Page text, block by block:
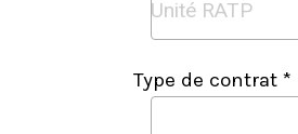
Type de contrat *